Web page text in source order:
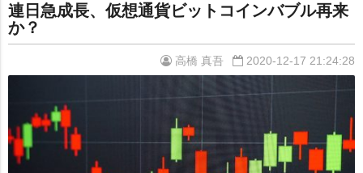
連日急成長、仮想通貨ビットコインバブル再来
か？
高橋 真吾 2020-12-17 21:24:28